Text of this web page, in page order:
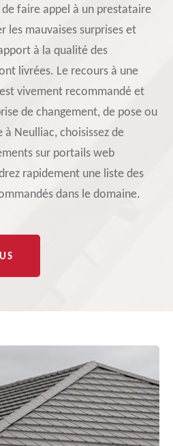
faire appel à un prestataire
les mauvaises surprises et
à la qualité des
livrées. Le recours à une
vivement recommandé et
de changement, de pose ou
Neulliac, choisissez de
sur portails web
rapidement une liste des
dans le domaine.